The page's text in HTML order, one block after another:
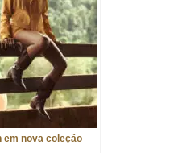
em nova coleção